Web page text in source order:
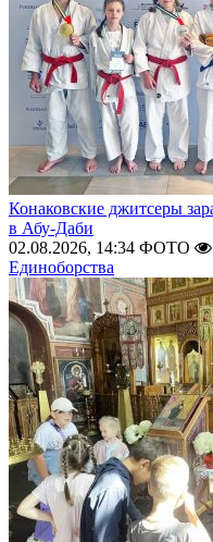
Конаковские джитсеры
в Абу-Даби
02.08.2026, 14:34 ФОТО
Единоборства